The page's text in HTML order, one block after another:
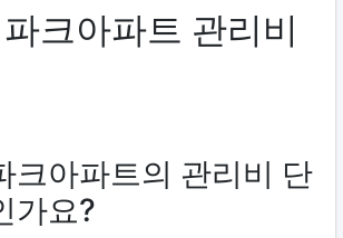
크아파트 관리비
크아파트의 관리비 단
가요?